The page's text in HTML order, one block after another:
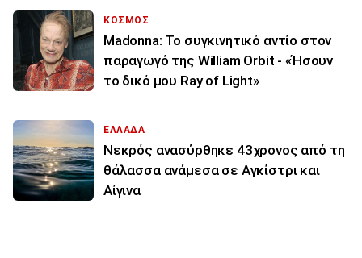
ΚΟΣΜΟΣ
Madonna: Το συγκινητικό αντίο στον
παραγωγό της William Orbit - «Ήσουν
το δικό μου Ray of Light»
ΕΛΛΑΔΑ
Νεκρός ανασύρθηκε 43χρονος από τη
θάλασσα ανάμεσα σε Αγκίστρι και
Αίγινα